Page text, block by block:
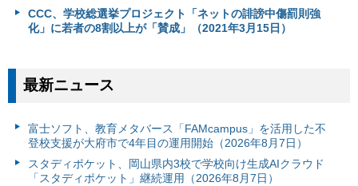
CCC、学校総選挙プロジェクト「ネットの誹謗中傷罰則強
化」に若者の8割以上が「賛成」（2021年3月15日）
最新ニュース
富⼠ソフト、教育メタバース「FAMcampus」を活用した不
登校支援が大府市で4年目の運用開始（2026年8月7日）
スタディポケット、岡山県内3校で学校向け生成AIクラウド
「スタディポケット」継続運用（2026年8月7日）